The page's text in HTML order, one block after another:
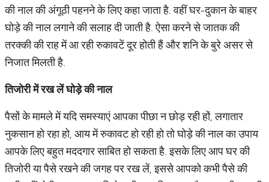
की नाल की अंगूठी पहनने के लिए कहा जाता है. वहीं घर-दुकान के बाहर
घोड़े की नाल लगाने की सलाह दी जाती है. ऐसा करने से जातक की
तरक्‍की की राह में आ रही रुकावटें दूर होती हैं और शनि के बुरे असर से
निजात मिलती है.
तिजोरीमेंरखलेंघोड़ेकीनाल
पैसों के मामले में यदि समस्‍याएं आपका पीछा न छोड़ रही हों, लगातार
नुकसान हो रहा हो, आय में रुकावट हो रही हो तो घोड़े की नाल का उपाय
आपके लिए बहुत मददगार साबित हो सकता है. इसके लिए आप घर की
तिजोरी या पैसे रखने की जगह पर रख लें, इससे आपको कभी पैसे की